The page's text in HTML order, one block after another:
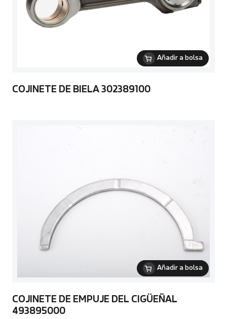
Añadir a bolsa
COJINETE DE BIELA 302389100
Añadir a bolsa
COJINETE DE EMPUJE DEL CIGÜEÑAL
493895000